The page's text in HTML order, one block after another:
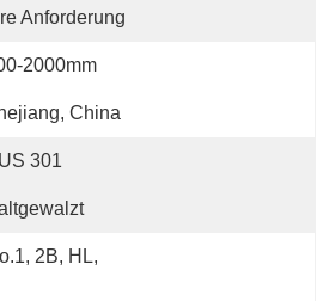
Anforderung
2000mm
China
301
2B, HL,